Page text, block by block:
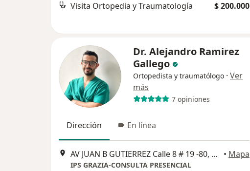
Visita Ortopedia y Traumatología $ 200.000
Dr. Alejandro Ramirez
Gallego
Ortopedista y traumatólogo · Ver
más
7 opiniones
Dirección En línea
AV JUAN B GUTIERREZ Calle 8 # 19 -80, Pereira • Mapa
IPS GRAZIA-CONSULTA PRESENCIAL